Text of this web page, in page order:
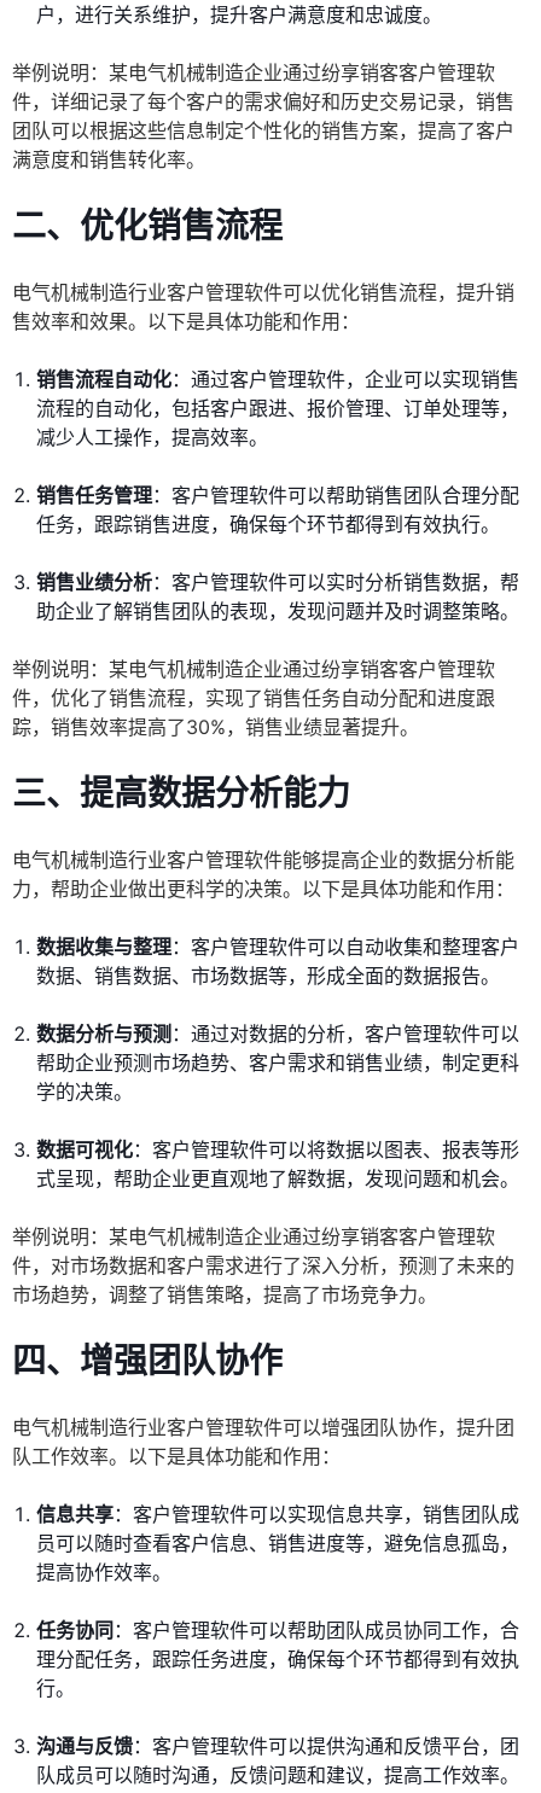
户，进行关系维护，提升客户满意度和忠诚度。
举例说明：某电气机械制造企业通过纷享销客客户管理软
件，详细记录了每个客户的需求偏好和历史交易记录，销售
团队可以根据这些信息制定个性化的销售方案，提高了客户
满意度和销售转化率。
二、优化销售流程
电气机械制造行业客户管理软件可以优化销售流程，提升销
售效率和效果。以下是具体功能和作用：
销售流程自动化：通过客户管理软件，企业可以实现销售
流程的自动化，包括客户跟进、报价管理、订单处理等，
减少人工操作，提高效率。
销售任务管理：客户管理软件可以帮助销售团队合理分配
任务，跟踪销售进度，确保每个环节都得到有效执行。
销售业绩分析：客户管理软件可以实时分析销售数据，帮
助企业了解销售团队的表现，发现问题并及时调整策略。
举例说明：某电气机械制造企业通过纷享销客客户管理软
件，优化了销售流程，实现了销售任务自动分配和进度跟
踪，销售效率提高了30%，销售业绩显著提升。
三、提高数据分析能力
电气机械制造行业客户管理软件能够提高企业的数据分析能
力，帮助企业做出更科学的决策。以下是具体功能和作用：
数据收集与整理：客户管理软件可以自动收集和整理客户
数据、销售数据、市场数据等，形成全面的数据报告。
数据分析与预测 ：通过对数据的分析，客户管理软件可以
帮助企业预测市场趋势、客户需求和销售业绩，制定更科
学的决策。
数据可视化：客户管理软件可以将数据以图表、报表等形
式呈现，帮助企业更直观地了解数据，发现问题和机会。
举例说明：某电气机械制造企业通过纷享销客客户管理软
件，对市场数据和客户需求进行了深入分析，预测了未来的
市场趋势，调整了销售策略，提高了市场竞争力。
四、增强团队协作
电气机械制造行业客户管理软件可以增强团队协作，提升团
队工作效率。以下是具体功能和作用：
信息共享：客户管理软件可以实现信息共享，销售团队成
员可以随时查看客户信息、销售进度等，避免信息孤岛，
提高协作效率。
任务协同 ：客户管理软件可以帮助团队成员协同工作，合
理分配任务，跟踪任务进度，确保每个环节都得到有效执
行。
沟通与反馈：客户管理软件可以提供沟通和反馈平台，团
队成员可以随时沟通，反馈问题和建议，提高工作效率。